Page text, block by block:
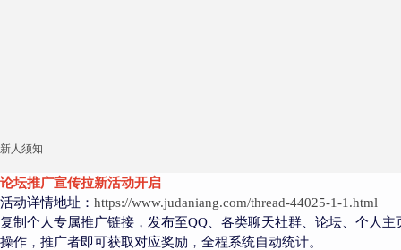
新人须知
论坛推广宣传拉新活动开启
活动详情地址： https://www.judaniang.com/thread-44025-1-1.html
复制个人专属推广链接，发布至QQ、各类聊天社群、论坛、个人
操作，推广者即可获取对应奖励，全程系统自动统计。